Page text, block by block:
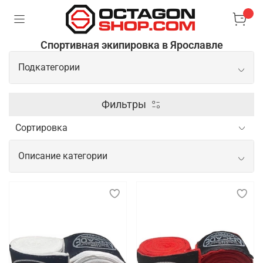
Спортивная экипировка в Ярославле
Подкатегории
Защита
Фильтры
Описание категории
тренировок, показательных
Спортивная экипировка играет важнейшую роль в
обеспечении безопасности, комфорта и